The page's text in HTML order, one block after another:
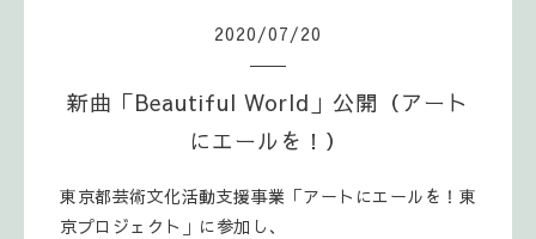
2020/07/20
新曲「Beautiful World」公開（アート
にエールを！）
‪東京都芸術文化活動支援事業「アートにエールを！東
京プロジェクト」に参加し、